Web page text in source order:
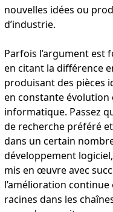
nouvelles idées ou
d’industrie.
Parfois l’argument est
en citant la différence
produisant des pièces
en constante
informatique. Passez
de recherche préféré
dans un certain
développement
mis en œuvre avec
l’amélioration
racines dans les